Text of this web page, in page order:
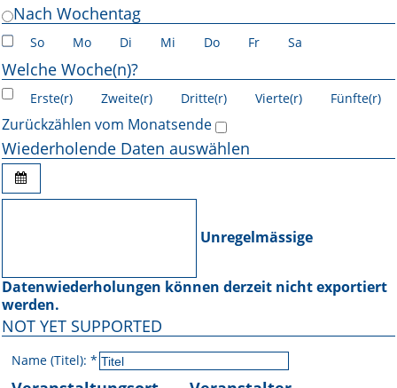
Nach Wochentag
So Mo Di Mi Do Fr Sa
Welche Woche(n)?
Erste(r) Zweite(r) Dritte(r) Vierte(r) Fünfte(r)
Zurückzählen vom Monatsende
Wiederholende Daten auswählen
Unregelmässige
Datenwiederholungen können derzeit nicht exportiert
werden.
NOT YET SUPPORTED
Name (Titel): *